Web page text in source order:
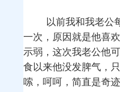
以前我和我老公
一次，原因就是他喜
示弱，这次我老公他
食以来他没发脾气，
嗦，呵呵，简直是奇迹